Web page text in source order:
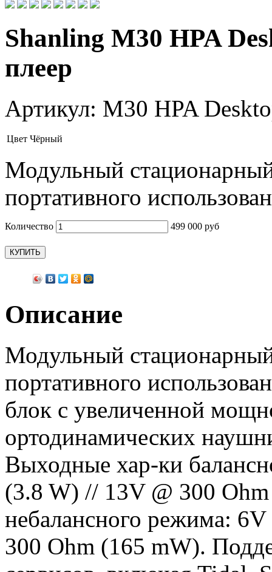
Shanling M30 HPA
плеер
Артикул: M30 HPA
Цвет Чёрный
Модульный
портативного
Количество 499 000 руб
Описание
Модульный
портативного
блок с увеличенной
ортодинамических
Выходные хар-ки
(3.8 W) // 13V @ 300
небалансного режима:
300 Ohm (165 mW).